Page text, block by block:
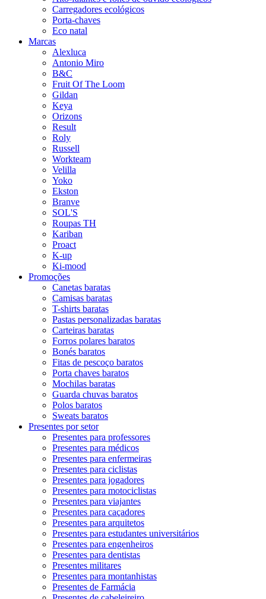
Carregadores ecológicos
Porta-chaves
Eco natal
Marcas
Alexluca
Antonio Miro
B&C
Fruit Of The Loom
Gildan
Keya
Orizons
Result
Roly
Russell
Workteam
Velilla
Yoko
Ekston
Branve
SOL'S
Roupas TH
Kariban
Proact
K-up
Ki-mood
Promoções
Canetas baratas
Camisas baratas
T-shirts baratas
Pastas personalizadas baratas
Carteiras baratas
Forros polares baratos
Bonés baratos
Fitas de pescoço baratos
Porta chaves baratos
Mochilas baratas
Guarda chuvas baratos
Polos baratos
Sweats baratos
Presentes por setor
Presentes para professores
Presentes para médicos
Presentes para enfermeiras
Presentes para ciclistas
Presentes para jogadores
Presentes para motociclistas
Presentes para viajantes
Presentes para caçadores
Presentes para arquitetos
Presentes para estudantes universitários
Presentes para engenheiros
Presentes para dentistas
Presentes militares
Presentes para montanhistas
Presentes de Farmácia